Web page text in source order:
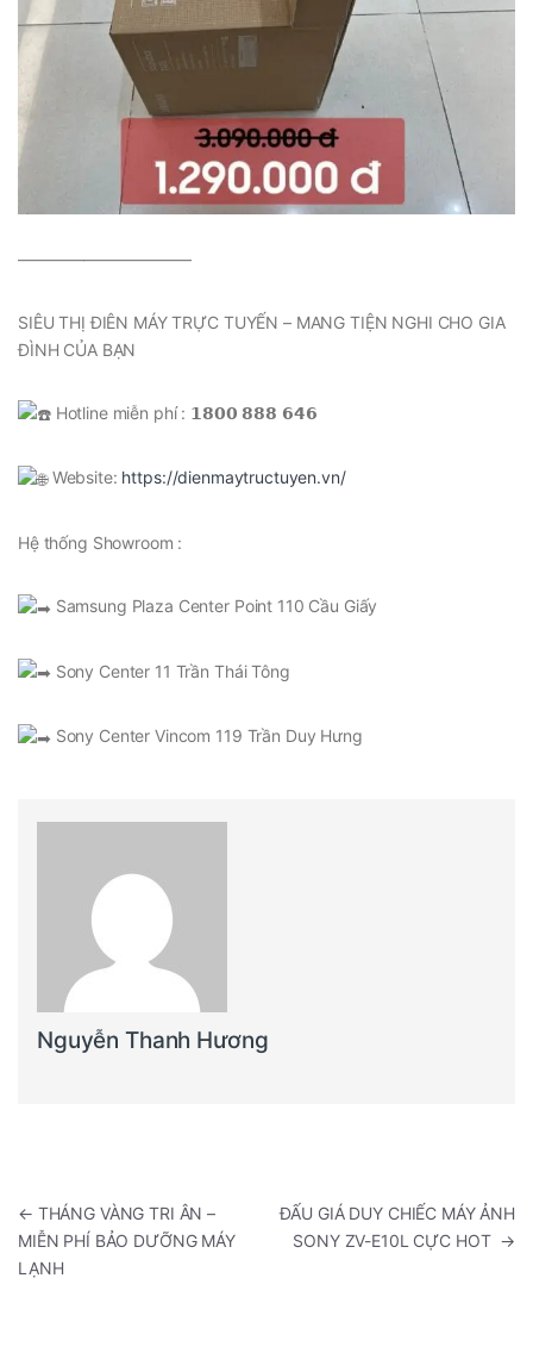
——————————–
SIÊU THỊ ĐIÊN MÁY TRỰC TUYẾN – MANG TIỆN NGHI CHO GIA
ĐÌNH CỦA BẠN
Hotline miễn phí : 𝟭𝟴𝟬𝟬 𝟴𝟴𝟴 𝟲𝟰𝟲
Website: https://dienmaytructuyen.vn/
Hệ thống Showroom :
Samsung Plaza Center Point 110 Cầu Giấy
Sony Center 11 Trần Thái Tông
Sony Center Vincom 119 Trần Duy Hưng
Nguyễn Thanh Hương
Điều hướng bài viết
← THÁNG VÀNG TRI ÂN –
MIỄN PHÍ BẢO DƯỠNG MÁY
LẠNH
ĐẤU GIÁ DUY CHIẾC MÁY ẢNH
SONY ZV-E10L CỰC HOT →